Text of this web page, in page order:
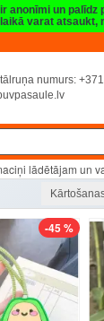
un
varat atsaukt,
numurs:
lādētājam un
-45 %